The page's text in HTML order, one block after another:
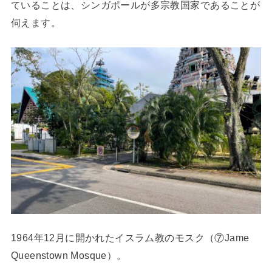
ていることは、シンガポールが多宗教国家であることが
伺えます。
1964年12月に開かれたイスラム教のモスク（⑦Jame
Queenstown Mosque）。